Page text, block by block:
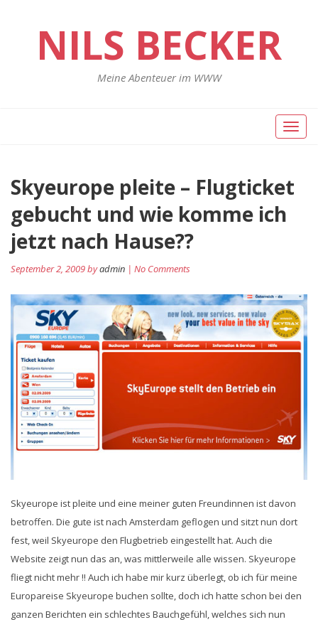
NILS BECKER
Meine Abenteuer im WWW
Toggle
Skyeurope pleite – Flugticket
gebucht und wie komme ich
jetzt nach Hause??
September 2, 2009 byadmin | No Comments
Skyeurope ist pleite und eine meiner guten Freundinnen ist davon
betroffen. Die gute ist nach Amsterdam geflogen und sitzt nun dort
fest, weil Skyeurope den Flugbetrieb eingestellt hat. Auch die
Website zeigt nun das an, was mittlerweile alle wissen. Skyeurope
fliegt nicht mehr !! Auch ich habe mir kurz überlegt, ob ich für meine
Europareise Skyeurope buchen sollte, doch ich hatte schon bei den
ganzen Berichten ein schlechtes Bauchgefühl, welches sich nun